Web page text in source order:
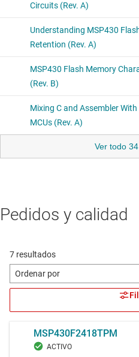
Ver todo 34
Pedidos y calidad